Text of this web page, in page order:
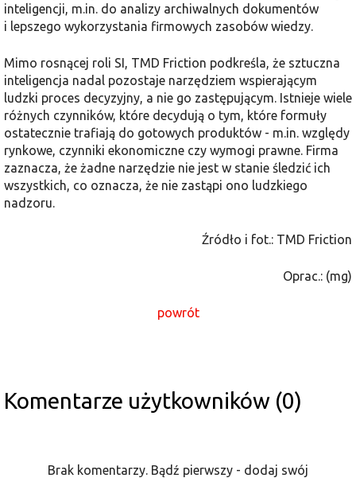
inteligencji, m.in. do analizy archiwalnych dokumentów
i lepszego wykorzystania firmowych zasobów wiedzy.
Mimo rosnącej roli SI, TMD Friction podkreśla, że sztuczna
inteligencja nadal pozostaje narzędziem wspierającym
ludzki proces decyzyjny, a nie go zastępującym. Istnieje wiele
różnych czynników, które decydują o tym, które formuły
ostatecznie trafiają do gotowych produktów - m.in. względy
rynkowe, czynniki ekonomiczne czy wymogi prawne. Firma
zaznacza, że żadne narzędzie nie jest w stanie śledzić ich
wszystkich, co oznacza, że nie zastąpi ono ludzkiego
nadzoru.
Źródło i fot.: TMD Friction
Oprac.: (mg)
powrót
Komentarze użytkowników (0)
Brak komentarzy. Bądź pierwszy - dodaj swój